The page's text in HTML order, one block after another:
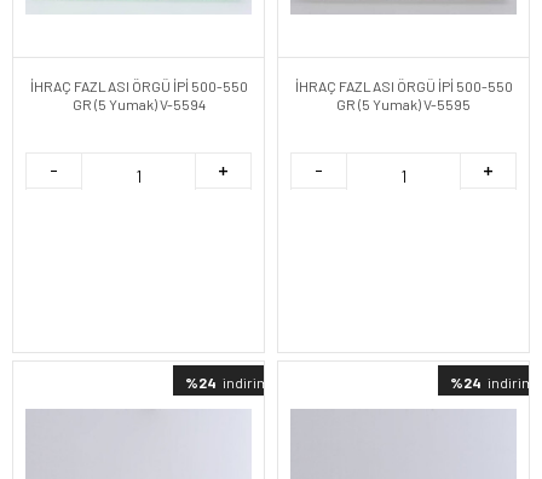
İHRAÇ FAZLASI ÖRGÜ İPİ 500-550
GR (5 Yumak) V-5594
İHRAÇ FAZLASI ÖRGÜ İPİ 500-550
GR (5 Yumak) V-5595
%24 indirimli %24 indirimli